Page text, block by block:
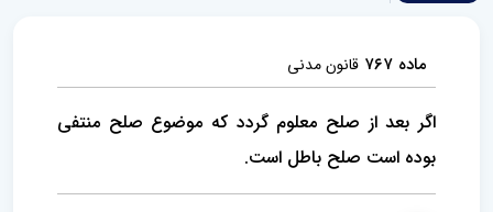
ماده ۷۶۷ قانون مدنی
اگر بعد از صلح معلوم گردد که موضوع صلح منتفی
بوده است صلح باطل است.